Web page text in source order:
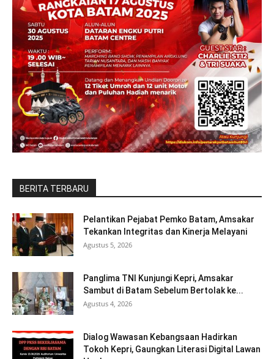
BERITA TERBARU
Pelantikan Pejabat Pemko Batam, Amsakar
Tekankan Integritas dan Kinerja Melayani
Agustus 5, 2026
Panglima TNI Kunjungi Kepri, Amsakar
Sambut di Batam Sebelum Bertolak ke...
Agustus 4, 2026
Dialog Wawasan Kebangsaan Hadirkan
Tokoh Kepri, Gaungkan Literasi Digital Lawan